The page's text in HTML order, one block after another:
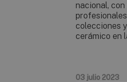
nacional,
colecciones
cerámico en
03 julio 2023